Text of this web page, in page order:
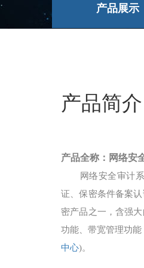
产品展示
产品简介
产品全称：网络安
网络安全审计
证、保密条件备案
密产品之一，含强
功能、带宽管理功
中心)。